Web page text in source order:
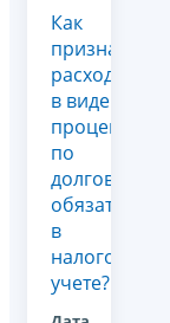
Как
признаются
расходы
в виде
процентов
по
долговым
в
налоговом
учете?